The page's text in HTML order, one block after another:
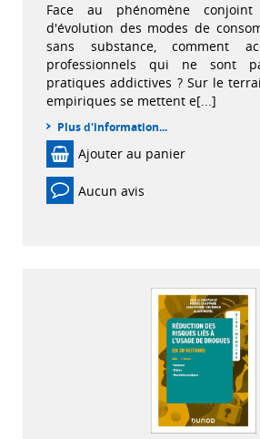
Face au phénomène
d'évolution des modes de
sans substance, comment
professionnels qui ne sont
pratiques addictives ? Sur le
empiriques se mettent e[...]
Plus d'information...
Ajouter au panier
Aucun avis